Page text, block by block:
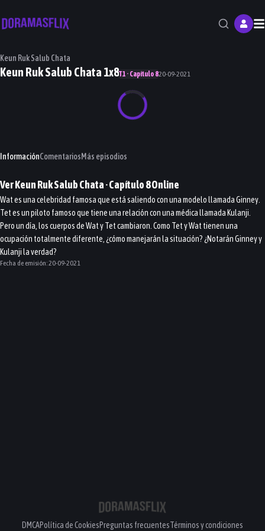
Keun Ruk Salub Chata
Keun Ruk Salub Chata 1x8T1 · Capítulo 820-09-2021
InformaciónComentariosMás episodios
VerKeun Ruk Salub Chata· Capítulo8Online
Wat es una celebridad famosa que está saliendo con una modelo llamada Ginney.
Tet es un piloto famoso que tiene una relación con una médica llamada Kulanji.
Pero un día, los cuerpos de Wat y Tet cambiaron. Como Tet y Wat tienen una
ocupación totalmente diferente, ¿cómo manejarán la situación? ¿Notarán Ginney y
Kulanji la verdad?
Fecha de emisión:20-09-2021
DMCAPolítica de CookiesPreguntas frecuentesTérminos y condiciones